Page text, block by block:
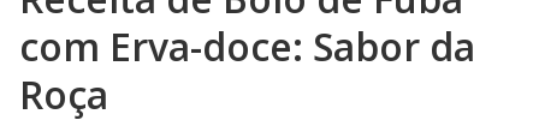
com Erva-doce: Sabor da
Roça